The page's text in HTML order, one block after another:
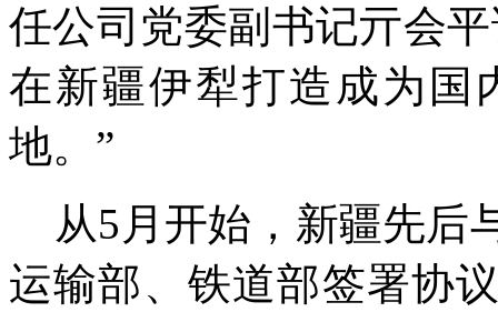
任公司党委副书记亓会
在新疆伊犁打造成为国
地。”
从5月开始，新疆先后
运输部、铁道部签署协